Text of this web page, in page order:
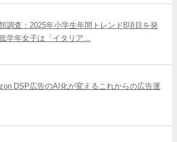
調査：2025年小学生年間トレンド8項目を発
学年女子は「イタリア...
DSP広告のAI化が変えるこれからの広告運